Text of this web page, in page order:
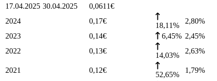
17.04.2025 30.04.2025 0,0611€
2024
0,17€
18,11%
2,80%
2023
0,14€ 6,45% 2,45%
2022
0,13€
14,03%
2,63%
2021 0,12€
52,65%
1,79%